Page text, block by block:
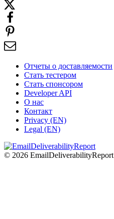
Отчеты о доставляемости
Стать тестером
Стать спонсором
Developer API
О нас
Контакт
Privacy (EN)
Legal (EN)
© 2026 EmailDeliverabilityReport